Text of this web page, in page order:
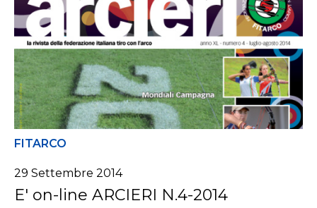
FITARCO
29 Settembre 2014
E' on-line ARCIERI N.4-2014